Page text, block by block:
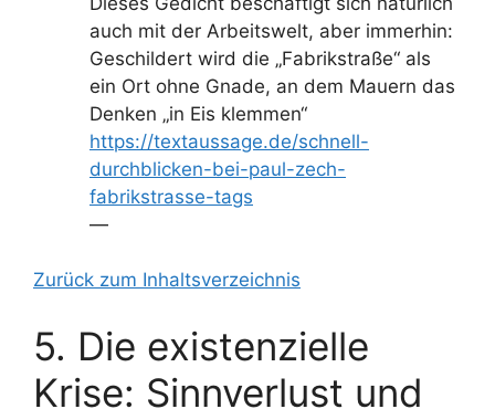
auch mit der Arbeitswelt, aber immerhin:
Geschildert wird die „Fabrikstraße“ als
ein Ort ohne Gnade, an dem Mauern das
Denken „in Eis klemmen“
https://textaussage.de/schnell-
durchblicken-bei-paul-zech-
fabrikstrasse-tags
—
Zurück zum Inhaltsverzeichnis
5. Die existenzielle
Krise: Sinnverlust und